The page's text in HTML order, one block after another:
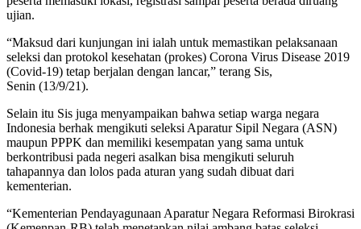
ujian.
“Maksud dari kunjungan ini ialah untuk memastikan pelaksanaan
seleksi dan protokol kesehatan (prokes) Corona Virus Disease 2019
(Covid-19) tetap berjalan dengan lancar,” terang Sis,
Senin (13/9/21).
Selain itu Sis juga menyampaikan bahwa setiap warga negara
Indonesia berhak mengikuti seleksi Aparatur Sipil Negara (ASN)
maupun PPPK dan memiliki kesempatan yang sama untuk
berkontribusi pada negeri asalkan bisa mengikuti seluruh
tahapannya dan lolos pada aturan yang sudah dibuat dari
kementerian.
“Kementerian Pendayagunaan Aparatur Negara Reformasi Birokrasi